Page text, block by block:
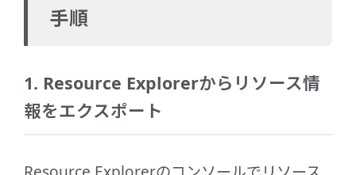
手順
1. Resource Explorerからリソース情
報をエクスポート